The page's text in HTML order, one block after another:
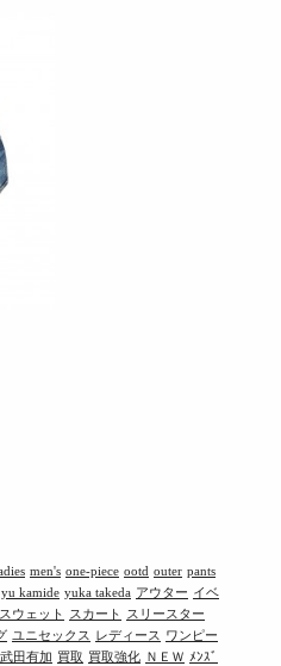
men's one-piece ootd outer pants
yu kamide yuka takeda アウター イベ
スウェット スカート
スリースター
ユニセックス レディース
ワンピー
武田有加 買取 買取強化 ＮＥＷ ﾒﾝｽﾞ